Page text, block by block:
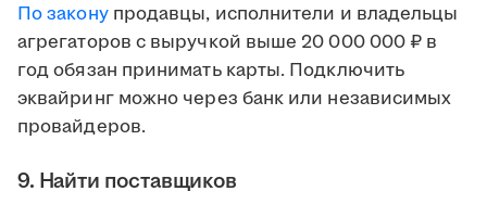
По законупродавцы, исполнители и владельцы
агрегаторов с выручкой выше 20 000 000 ₽ в
год обязан принимать карты. Подключить
эквайринг можно через банк или независимых
провайдеров.
9. Найти поставщиков